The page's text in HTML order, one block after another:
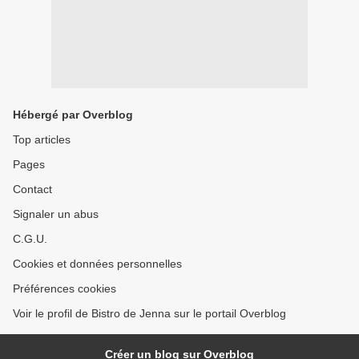
Hébergé par Overblog
Top articles
Pages
Contact
Signaler un abus
C.G.U.
Cookies et données personnelles
Préférences cookies
Voir le profil de Bistro de Jenna sur le portail Overblog
Créer un blog sur Overblog